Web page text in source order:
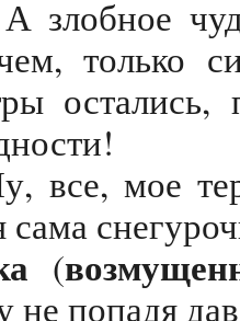
злобное
только
все, мое
сама
(
не попадя